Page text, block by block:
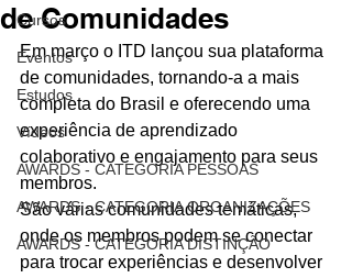
Cursos
Eventos
Estudos
Vídeos
AWARDS - CATEGORIA PESSOAS
AWARDS - CATEGORIA ORGANIZAÇÕES
AWARDS - CATEGORIA DISTINÇÃO
de Comunidades
Em março o ITD lançou sua plataforma
de comunidades, tornando-a a mais
completa do Brasil e oferecendo uma
experiência de aprendizado
colaborativo e engajamento para seus
membros.
São várias comunidades temáticas,
onde os membros podem se conectar
para trocar experiências e desenvolver